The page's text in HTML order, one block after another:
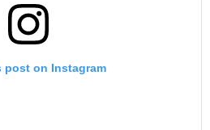
post on Instagram